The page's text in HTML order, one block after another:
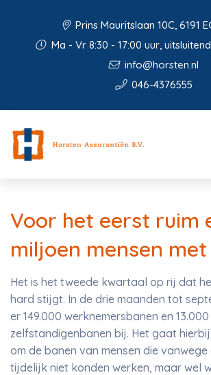
Prins Mauritslaan 10C, 6191
Ma - Vr 8:30 - 17:00 uur,
info@horsten.nl
046-4376555
Voor het eerst ruim
miljoen mensen
Het is het tweede kwartaal op rij dat
hard stijgt. In de drie maanden tot
er 149.000 werknemersbanen en 13.000
zelfstandigenbanen bij. Het gaat
om de banen van mensen die
tijdelijk niet konden werken, maar wel